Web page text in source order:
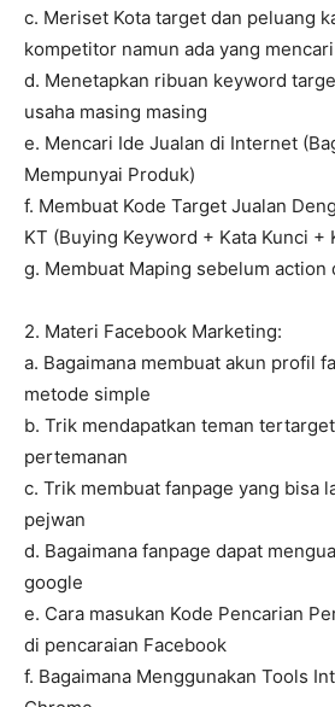
c. Meriset Kota target dan peluang
kompetitor namun ada yang mencari
d. Menetapkan ribuan keyword
usaha masing masing
e. Mencari Ide Jualan di Internet
Mempunyai Produk)
f. Membuat Kode Target Jualan
KT (Buying Keyword + Kata Kunci +
g. Membuat Maping sebelum action
2. Materi Facebook Marketing:
a. Bagaimana membuat akun profil
metode simple
b. Trik mendapatkan teman
pertemanan
c. Trik membuat fanpage yang bisa
pejwan
d. Bagaimana fanpage dapat
google
e. Cara masukan Kode Pencarian
di pencaraian Facebook
f. Bagaimana Menggunakan Tools